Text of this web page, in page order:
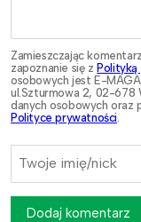
Zamieszczając
zapoznanie się zPolityką
osobowych jest E-
ul.Szturmowa 2, 02-678
danych osobowych oraz
Polityce prywatności
Dodaj komentarz